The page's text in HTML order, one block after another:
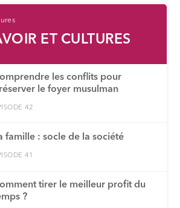
ET CULTURES
les conflits pour
le foyer musulman
42
famille : socle de la société
41
tirer le meilleur profit du
?